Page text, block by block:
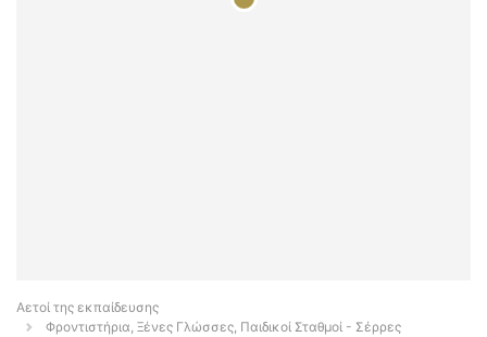
Αετοί της εκπαίδευσης
Φροντιστήρια, Ξένες Γλώσσες, Παιδικοί Σταθμοί - Σέρρες